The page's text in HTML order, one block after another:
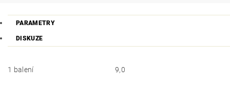
PARAMETRY
DISKUZE
1 balení 9,0